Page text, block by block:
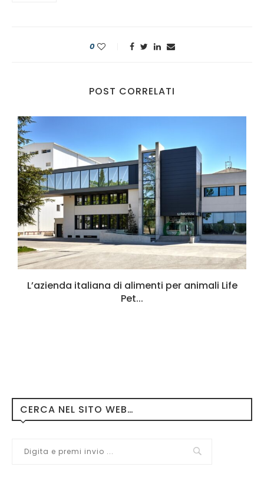
0
POST CORRELATI
L’azienda italiana di alimenti per animali Life
Pet...
CERCA NEL SITO WEB…